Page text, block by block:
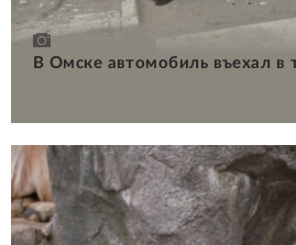
В Омске автомобиль въехал в